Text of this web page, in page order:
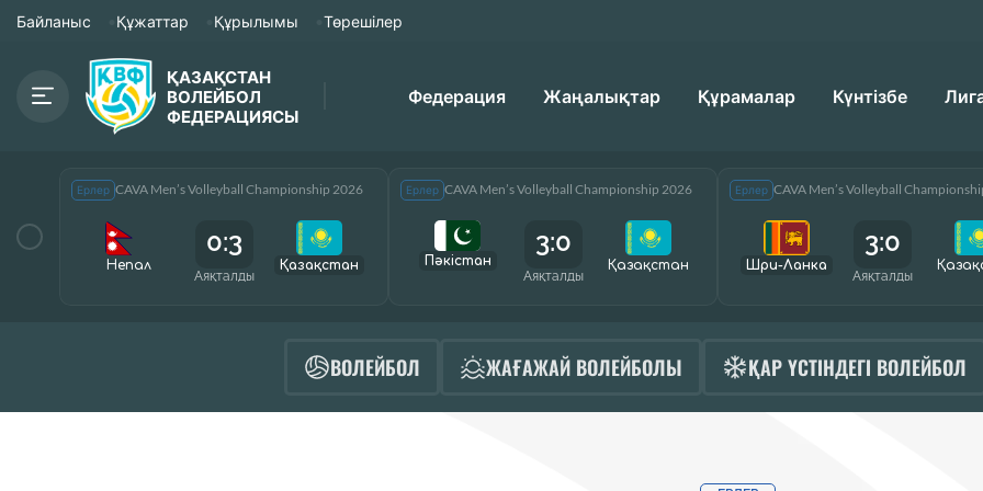
Байланыс Құжаттар Құрылымы Төрешілер
ҚАЗАҚСТАН
ВОЛЕЙБОЛ
ФЕДЕРАЦИЯСЫ
Федерация Жаңалықтар Құрамалар Күнтізбе
Ерлер CAVA Men’s Volleyball Championship 2026
Непал
0:3
Аяқталды
Қазақcтан
Ерлер CAVA Men’s Volleyball Championship 2026
Пәкістан
3:0
Аяқталды
Қазақcтан
Ерлер CAVA Men’s Volleyball
Шри-Ланка
3:0
Аяқталды
ВОЛЕЙБОЛ ЖАҒАЖАЙ ВОЛЕЙБОЛЫ ҚАР ҮСТІНДЕГІ ВОЛЕЙБОЛ